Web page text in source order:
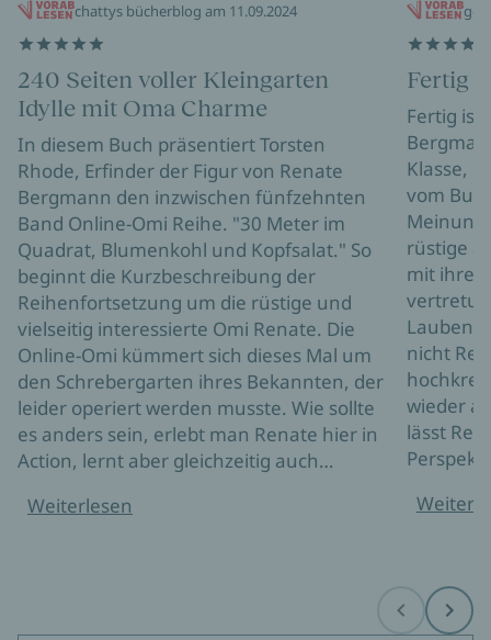
chattys bücherblog am 11.09.2024
240 Seiten voller Kleingarten
Idylle mit Oma Charme
In diesem Buch präsentiert Torsten
Rhode, Erfinder der Figur von Renate
Bergmann den inzwischen fünfzehnten
Band Online-Omi Reihe. "30 Meter im
Quadrat, Blumenkohl und Kopfsalat." So
beginnt die Kurzbeschreibung der
Reihenfortsetzung um die rüstige und
vielseitig interessierte Omi Renate. Die
Online-Omi kümmert sich dieses Mal um
den Schrebergarten ihres Bekannten, der
leider operiert werden musste. Wie sollte
es anders sein, erlebt man Renate hier in
Action, lernt aber gleichzeitig auch…
Weiterlesen
Fertig
Fertig ist
Klasse,
vom
rüstige
mit ihrer
nicht
wieder
lässt
Before Next